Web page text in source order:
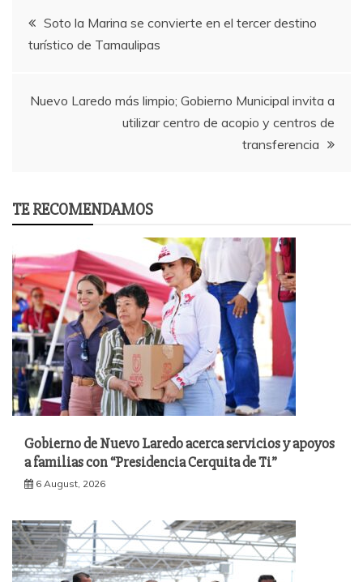
PostSoto la Marina se convierte en el tercer destino
turístico de Tamaulipas
Nuevo Laredo más limpio; Gobierno Municipal invita a
utilizar centro de acopio y centros de
transferencia
TE RECOMENDAMOS
Gobierno de Nuevo Laredo acerca servicios y apoyos
a familias con “Presidencia Cerquita de Ti”
6 August, 2026